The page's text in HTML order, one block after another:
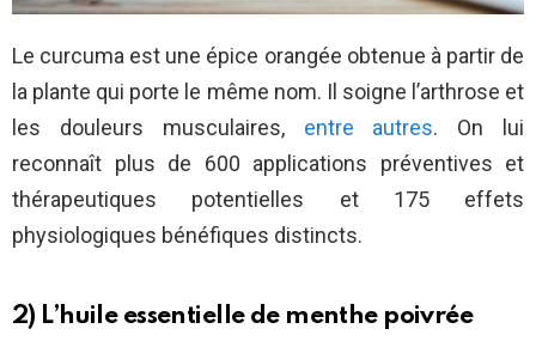
Le curcuma est une épice orangée obtenue à partir de
la plante qui porte le même nom. Il soigne l’arthrose et
les douleurs musculaires, entre autres. On lui
reconnaît plus de 600 applications préventives et
thérapeutiques potentielles et 175 effets
physiologiques bénéfiques distincts.
2) L’huile essentielle de menthe poivrée